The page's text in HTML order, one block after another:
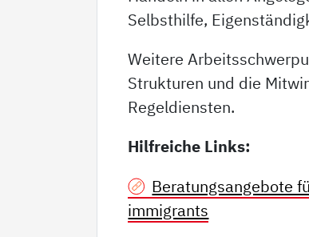
Selbsthilfe,
Weitere
Strukturen und die
Regeldiensten.
Hilfreiche Links:
Beratungsangebote
immigrants